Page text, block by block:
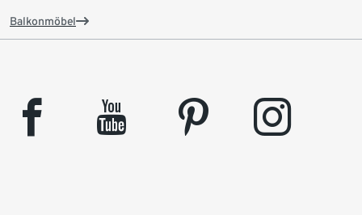
Balkonmöbel
facebook youtube pinterest instagram